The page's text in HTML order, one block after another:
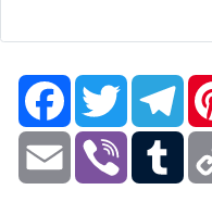
FacebookTwitter
Email Viber